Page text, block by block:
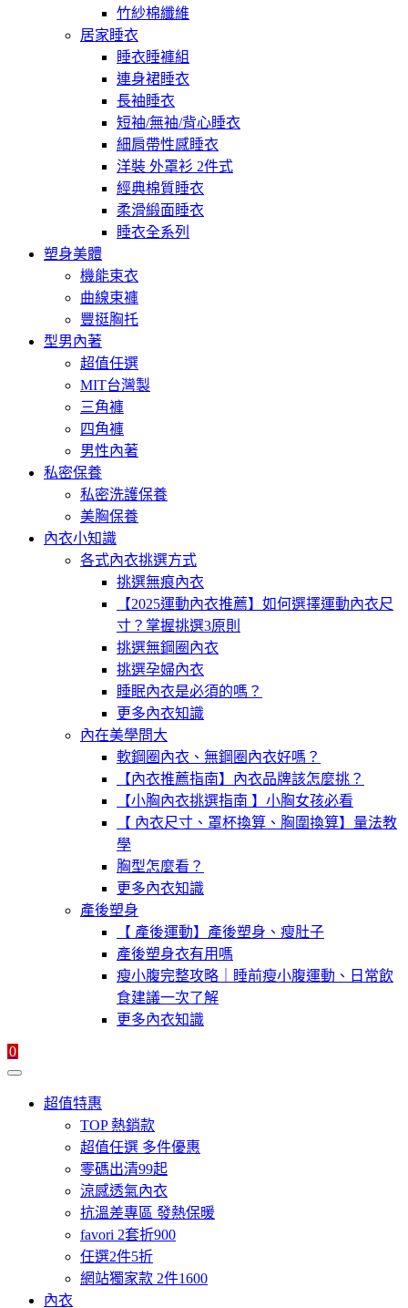
竹紗棉纖維
居家睡衣
睡衣睡褲組
連身裙睡衣
長袖睡衣
短袖/無袖/背心睡衣
細肩帶性感睡衣
洋裝 外罩衫 2件式
經典棉質睡衣
柔滑緞面睡衣
睡衣全系列
塑身美體
機能束衣
曲線束褲
豐挺胸托
型男內著
超值任選
MIT台灣製
三角褲
四角褲
男性內著
私密保養
私密洗護保養
美胸保養
內衣小知識
各式內衣挑選方式
挑選無痕內衣
【2025運動內衣推薦】如何選擇運動內衣尺
寸？掌握挑選3原則
挑選無鋼圈內衣
挑選孕婦內衣
睡眠內衣是必須的嗎？
更多內衣知識
內在美學問大
軟鋼圈內衣、無鋼圈內衣好嗎？
【內衣推薦指南】內衣品牌該怎麼挑？
【小胸內衣挑選指南 】小胸女孩必看
【 內衣尺寸、罩杯換算、胸圍換算】量法教
學
胸型怎麼看？
更多內衣知識
產後塑身
【 產後運動】產後塑身、瘦肚子
產後塑身衣有用嗎
瘦小腹完整攻略｜睡前瘦小腹運動、日常飲
食建議一次了解
更多內衣知識
0
超值特惠
TOP 熱銷款
超值任選 多件優惠
零碼出清99起
涼感透氣內衣
抗溫差專區 發熱保暖
favori 2套折900
任選2件5折
網站獨家款 2件1600
內衣